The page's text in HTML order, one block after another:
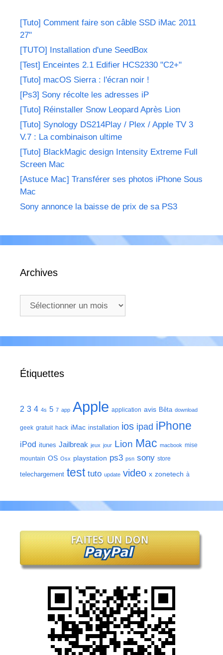
[Tuto] Comment faire son câble SSD iMac 2011
27"
[TUTO] Installation d'une SeedBox
[Test] Enceintes 2.1 Edifier HCS2330 "C2+"
[Tuto] macOS Sierra : l'écran noir !
[Ps3] Sony récolte les adresses iP
[Tuto] Réinstaller Snow Leopard Après Lion
[Tuto] Synology DS214Play / Plex / Apple TV 3
V.7 : La combinaison ultime
[Tuto] BlackMagic design Intensity Extreme Full
Screen Mac
[Astuce Mac] Transférer ses photos iPhone Sous
Mac
Sony annonce la baisse de prix de sa PS3
Archives
Archives
Étiquettes
2 3 4 4s 5 7 app Apple application avis Bêta download
geek gratuit hack iMac installation ios ipad iPhone
iPod itunes Jailbreak jeux jour Lion Mac macbook mise
mountain OS Osx playstation ps3 psn sony store
telechargement test tuto update video x zonetech à